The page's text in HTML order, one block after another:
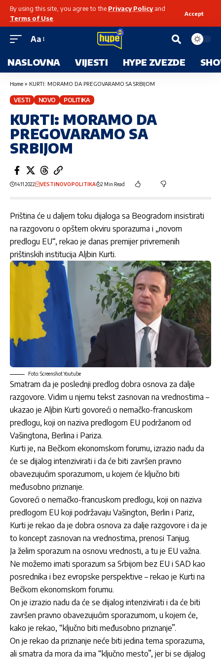
By using this site, you agree to the Privacy Policyand
Terms of Use
Accept
Aa
NASLOVNA VIJESTI HYPE ZVEZDE
Home » KURTI: MORAMO DA PREGOVARAMO SA SRBIJOM
VESTI NOVO POLITIKA
KURTI: MORAMO DA
PREGOVARAMO SA
SRBIJOM
14.11.2022 VESTINOVOPOLITIKA 2 Min Read
Priština će u daljem toku dijaloga sa Beogradom insistirati
na razgovoru o opštem okviru sporazuma i „novom
predlogu EU“, rekao je danas premijer privremenih
prištinskih institucija Aljbin Kurti.
Foto: Screenshot Youtube
Smatram da je poslednji predlog dobra osnova za dalje
razgovore. Vidim u njemu tekst zasnovan na vrednostima –
ukazao je Aljbin Kurti govoreći o nemačko-francuskom
predlogu, koji on naziva predlogom EU podržanom od
Vašingtona, Berlina i Pariza.
Kurti je, na Bečkom ekonomskom forumu, izrazio nadu da
će se dijalog intenzivirati i da će biti završen pravno
obavezujućim sporazumom, u kojem će ključno biti
međusobno priznanje.
Govoreći o nemačko-francuskom predlogu, koji on naziva
predlogom EU koji podržavaju Vašington, Berlin i Pariz,
Kurti je rekao da je dobra osnova za dalje razgovore i da je
to koncept zasnovan na vrednostima, prenosi Tanjug.
Ja želim sporazum na osnovu vrednosti, a tu je EU važna.
Ne možemo imati sporazum sa Srbijom bez EU i SAD kao
posrednika i bez evropske perspektive – rekao je Kurti na
Bečkom ekonomskom forumu.
On je izrazio nadu da će se dijalog intenzivirati i da će biti
završen pravno obavezujućim sporazumom, u kojem će,
kako je rekao, “ključno biti međusobno priznanje”.
On je rekao da priznanje neće biti jedina tema sporazuma,
ali smatra da mora da ima “ključno mesto”, jer bi se dijalog